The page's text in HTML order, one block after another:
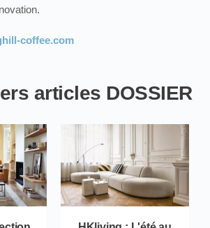
coffee.com
articles DOSSIER